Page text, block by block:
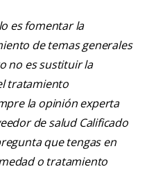
es fomentar la
de temas generales
no es sustituir la
tratamiento
la opinión experta
de salud Calificado
que tengas en
o tratamiento